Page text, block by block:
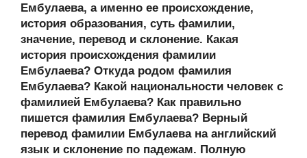
kl
a
ss
ni
ki
b
o
o
k
er o
ur
n
al
s
A
p
p
gr
a
m
а
в
и
ть
Ембулаева, а именно ее происхождение,
история образования, суть фамилии,
значение, перевод и склонение. Какая
история происхождения фамилии
Ембулаева? Откуда родом фамилия
Ембулаева? Какой национальности человек с
фамилией Ембулаева? Как правильно
пишется фамилия Ембулаева? Верный
перевод фамилии Ембулаева на английский
язык и склонение по падежам. Полную